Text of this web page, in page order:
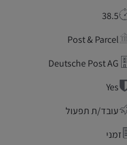
38.5
Post & Parcel
Deutsche Post AG
Yes
עובד/ת תפעול
זמני